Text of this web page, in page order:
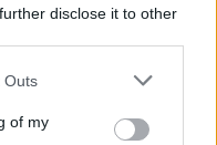
disclose it to other
Outs
of my